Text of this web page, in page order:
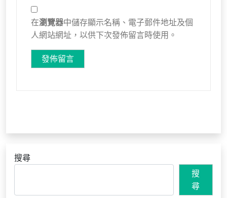
在瀏覽器中儲存顯示名稱、電子郵件地址及個
人網站網址，以供下次發佈留言時使用。
搜尋
搜
尋